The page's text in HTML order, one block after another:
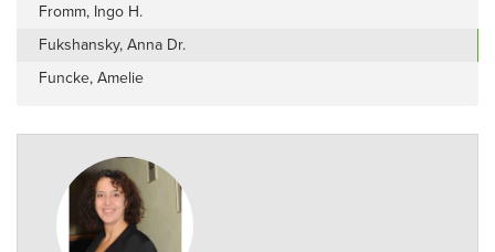
Fromm, Ingo H.
Fukshansky, Anna Dr.
Funcke, Amelie